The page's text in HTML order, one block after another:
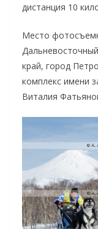
дистанция 10
Место
край, город
комплекс имени
Виталия